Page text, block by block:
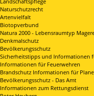
Naturschutzrecht
Artenvielfalt
Biotopverbund
Natura 2000 - Lebensraumtyp
Denkmalschutz
Bevölkerungsschutz
Sicherheitstipps und Informationen
Informationen für Feuerwehren
Brandschutz Informationen für
Bevölkerungsschutz - Das Amt
Informationen zum Rettungsdienst